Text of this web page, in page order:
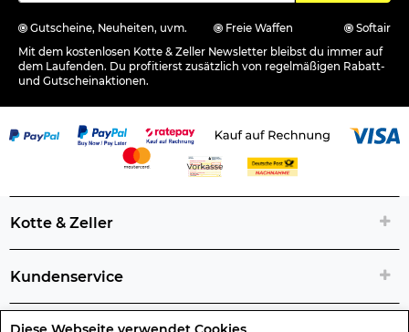
Gutscheine, Neuheiten, uvm. Freie Waffen
Softair
Mit dem kostenlosen Kotte & Zeller Newsletter bleibst du immer auf
dem Laufenden. Du profitierst zusätzlich von regelmäßigen Rabatt-
und Gutscheinaktionen.
Kotte & Zeller
Kundenservice